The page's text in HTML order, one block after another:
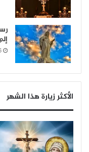
إلى
26
الأكثر زيارة هذا الشهر